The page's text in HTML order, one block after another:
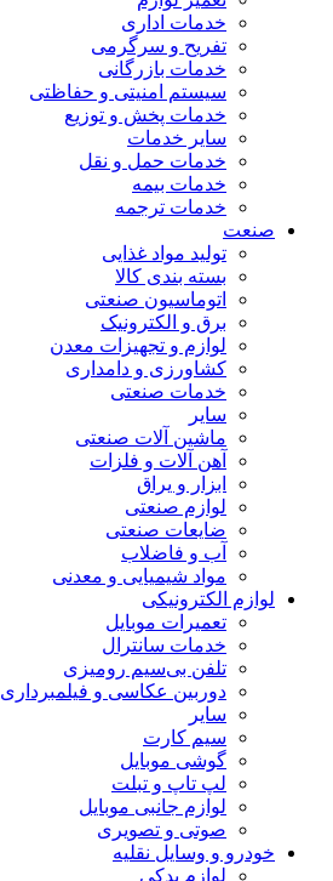
خدمات اداری
تفریح و سرگرمی
خدمات بازرگانی
سیستم امنیتی و حفاظتی
خدمات پخش و توزیع
سایر خدمات
خدمات حمل و نقل
خدمات بیمه
خدمات ترجمه
صنعت
تولید مواد غذایی
بسته بندی کالا
اتوماسیون صنعتی
برق و الکترونیک
لوازم و تجهیزات معدن
کشاورزی و دامداری
خدمات صنعتی
سایر
ماشین آلات صنعتی
آهن آلات و فلزات
ابزار و یراق
لوازم صنعتی
ضایعات صنعتی
آب و فاضلاب
مواد شیمیایی و معدنی
لوازم الکترونیکی
تعمیرات موبایل
خدمات سانترال
تلفن بی‌سیم رومیزی
دوربین عکاسی و فیلمبرداری
سایر
سیم کارت
گوشی موبایل
لپ تاپ و تبلت
لوازم جانبی موبایل
صوتی و تصویری
خودرو و وسایل نقلیه
لوازم یدکی